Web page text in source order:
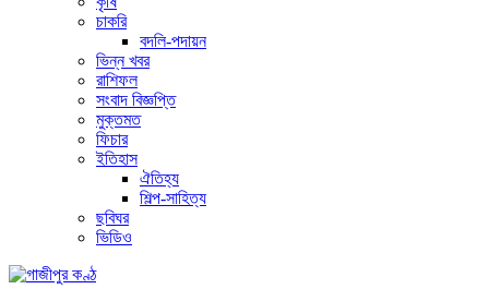
চাকরি
বদলি-পদায়ন
ভিন্ন খবর
রাশিফল
সংবাদ বিজ্ঞপ্তি
মুক্তমত
ফিচার
ইতিহাস
ঐতিহ্য
শিল্প-সাহিত্য
ছবিঘর
ভিডিও